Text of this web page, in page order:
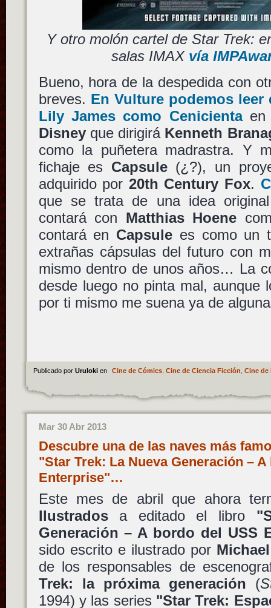
Y otro molón cartel de Star Trek:
salas IMAX vía
Bueno, hora de la despedida con
breves. En Vulture podemos leer
Lily James como Cenicientaen
Disneyque dirigirá Kenneth
como la puñetera madrastra. Y
fichaje es Capsule(¿?), un
adquirido por 20th Century Fox.
que se trata de una idea
contará con Matthias Hoene
contará en Capsule es como un
extrañas cápsulas del futuro con
mismo dentro de unos años… La
desde luego no pinta mal, aunque
por ti mismo me suena ya de
Publicado por Uruloki en Cine de Cómics, Cine de Ciencia Ficción Cine de
Mar 30 Abr 2013
Descubre una de las naves más
"Star Trek: La Nueva Generación –
Enterprise"…
Este mes de abril que ahora
Ilustradosa editado el libro
Generación – A bordo del USS
sido escrito e ilustrado por Michael
de los responsables de
Trek: la próxima generación (
1994) y las series "Star Trek: